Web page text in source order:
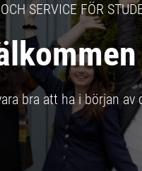
SERVICE FÖR
bra att ha i början av